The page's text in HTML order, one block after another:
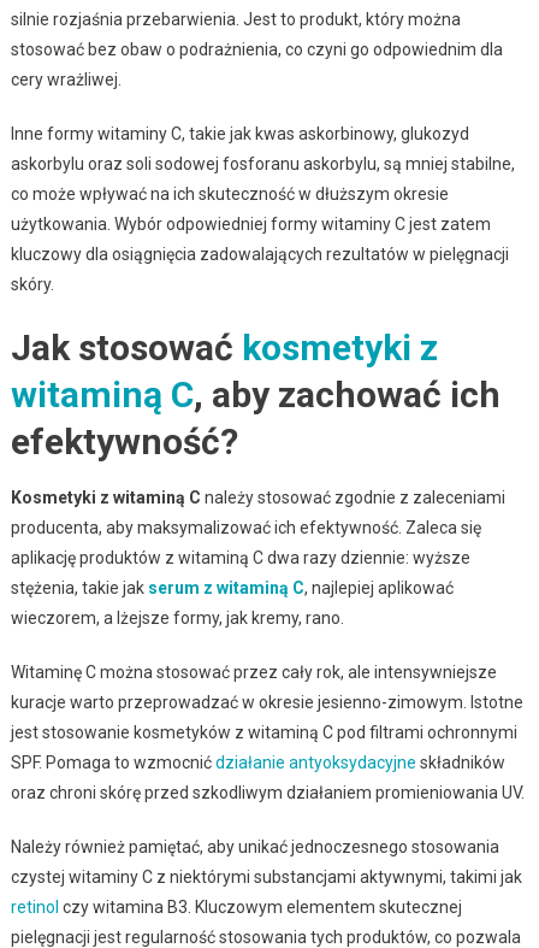
silnie rozjaśnia przebarwienia. Jest to produkt, który można
stosować bez obaw o podrażnienia, co czyni go odpowiednim dla
cery wrażliwej.
Inne formy witaminy C, takie jak kwas askorbinowy, glukozyd
askorbylu oraz soli sodowej fosforanu askorbylu, są mniej stabilne,
co może wpływać na ich skuteczność w dłuższym okresie
użytkowania. Wybór odpowiedniej formy witaminy C jest zatem
kluczowy dla osiągnięcia zadowalających rezultatów w pielęgnacji
skóry.
Jak stosować kosmetyki z
witaminą C, aby zachować ich
efektywność?
Kosmetyki z witaminą C należy stosować zgodnie z zaleceniami
producenta, aby maksymalizować ich efektywność. Zaleca się
aplikację produktów z witaminą C dwa razy dziennie: wyższe
stężenia, takie jak serum z witaminą C, najlepiej aplikować
wieczorem, a lżejsze formy, jak kremy, rano.
Witaminę C można stosować przez cały rok, ale intensywniejsze
kuracje warto przeprowadzać w okresie jesienno-zimowym. Istotne
jest stosowanie kosmetyków z witaminą C pod filtrami ochronnymi
SPF. Pomaga to wzmocnićdziałanie antyoksydacyjne składników
oraz chroni skórę przed szkodliwym działaniem promieniowania UV.
Należy również pamiętać, aby unikać jednoczesnego stosowania
czystej witaminy C z niektórymi substancjami aktywnymi, takimi jak
retinol czy witamina B3. Kluczowym elementem skutecznej
pielęgnacji jest regularność stosowania tych produktów, co pozwala